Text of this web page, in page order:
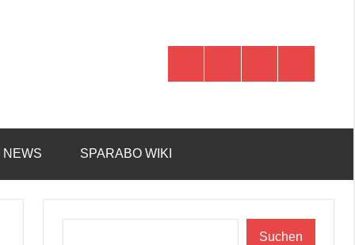
NEWS SPARABO WIKI
Suchen